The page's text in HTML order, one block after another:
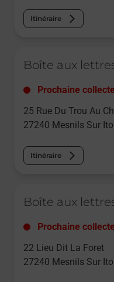
Itinéraire
Boîte aux
Prochaine
25 Rue Du Trou Au
27240 Mesnils Sur
Itinéraire
Boîte aux
Prochaine
22 Lieu Dit La Foret
27240 Mesnils Sur